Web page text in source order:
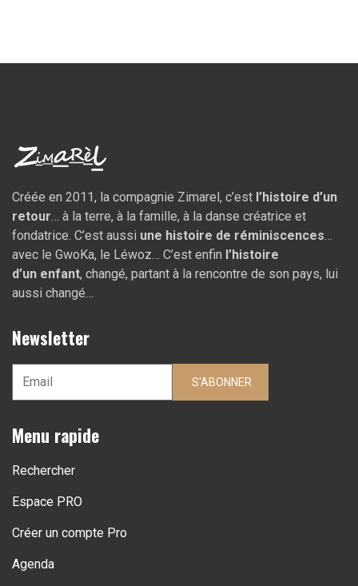
Créée en 2011, la compagnie Zimarel, c’est l’histoire d’un
retour… à la terre, à la famille, à la danse créatrice et
fondatrice. C’est aussi une histoire de réminiscences…
avec le GwoKa, le Léwoz… C’est enfin l’histoire
d’un enfant, changé, partant à la rencontre de son pays, lui
aussi changé…
Newsletter
S'ABONNER
Menu rapide
Rechercher
Espace PRO
Créer un compte Pro
Agenda